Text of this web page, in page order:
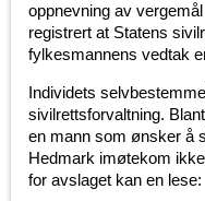
oppnevning av
registrert at Statens
fylkesmannens vedtak
Individets
sivilrettsforvaltning.
en mann som ønsker å
Hedmark imøtekom
for avslaget kan en lese: